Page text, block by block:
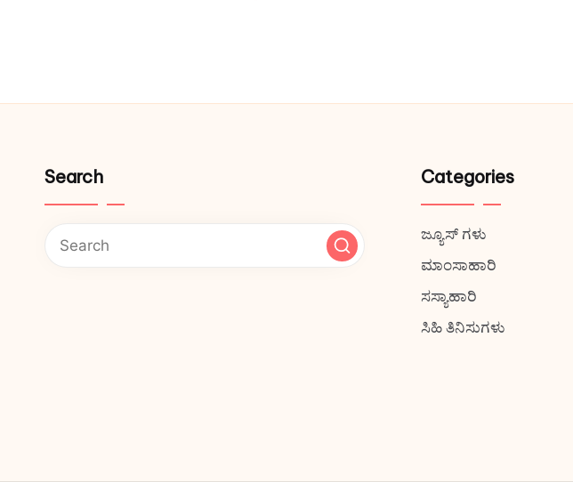
Search Categories
ಜ್ಯೂಸ್ ಗಳು
ಮಾಂಸಾಹಾರಿ
ಸಸ್ಯಾಹಾರಿ
ಸಿಹಿ ತಿನಿಸುಗಳು